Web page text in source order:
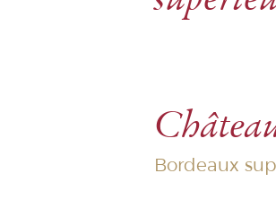
Bordeaux